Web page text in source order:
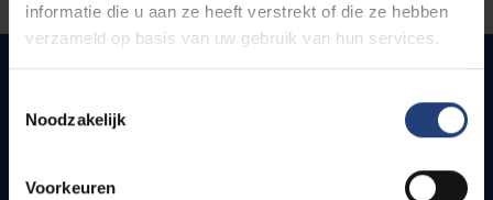
informatie die u aan ze heeft verstrekt of die ze hebben
verzameld op basis van uw gebruik van hun services.
Noodzakelijk
Voorkeuren
Quick links